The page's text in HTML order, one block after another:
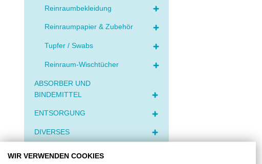
Reinraumbekleidung
Reinraumpapier & Zubehör
Tupfer / Swabs
Reinraum-Wischtücher
ABSORBER UND
BINDEMITTEL
ENTSORGUNG
DIVERSES
WIR VERWENDEN COOKIES